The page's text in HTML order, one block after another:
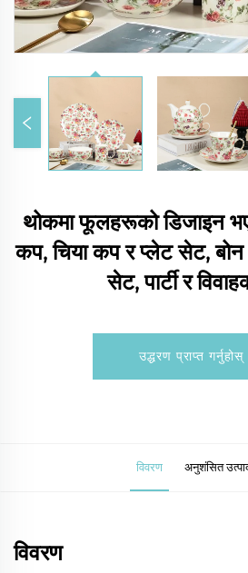
थोकमा फूलहरूको डिजाइन
कप, चिया कप र प्लेट सेट, बोन
सेट, पार्टी र
उद्धरण प्राप्त गर्नुहोस्
विवरण अनुशंसित
विवरण